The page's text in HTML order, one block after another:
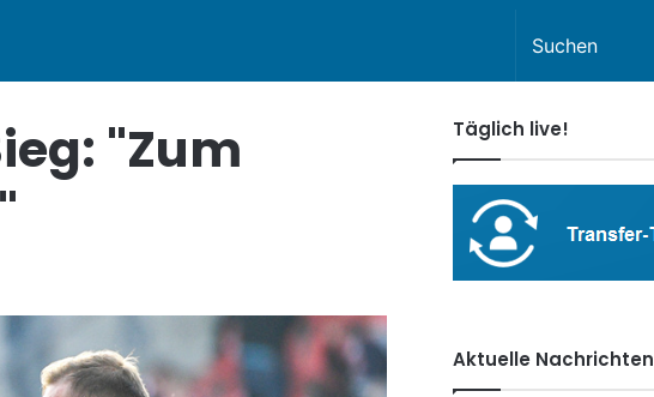
"Zum
Täglich live!
Aktuelle Nachrichten